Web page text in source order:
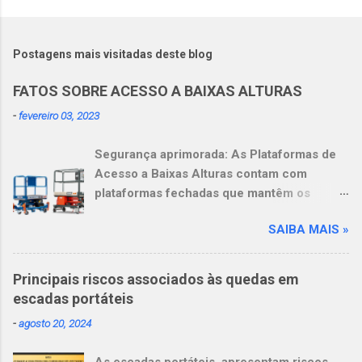
t
r
u
m
n
t
á
o
Postagens mais visitadas deste blog
FATOS SOBRE ACESSO A BAIXAS ALTURAS
- fevereiro 03, 2023
Segurança aprimorada: As Plataformas de
Acesso a Baixas Alturas contam com
plataformas fechadas que mantêm os
produtividade: Os operadores podem se
sentir mais à vontade e serem mais
produtivos, graças à amplitude de
movimentos de 360 graus ao trabalhar em
SAIBA MAIS »
Principais riscos associados às quedas em
escadas portáteis
-agosto 20, 2024